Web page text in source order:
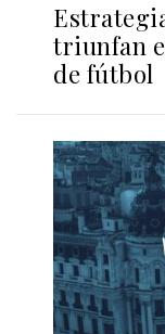
triunfan
de fútbol